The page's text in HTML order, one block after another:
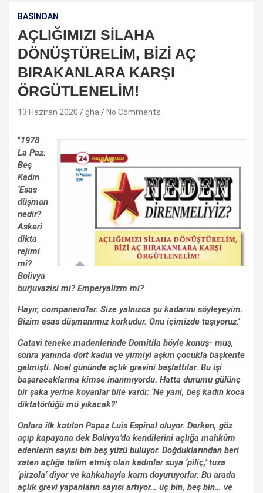
BASINDAN
AÇLIĞIMIZI SİLAHA
DÖNÜŞTÜRELİM, BİZİ AÇ
BIRAKANLARA KARŞI
ÖRGÜTLENELİM!
13 Haziran 2020 gha No Comments
“1978
La Paz:
Beş
Kadın
‘Esas
düşman
nedir?
Askeri
dikta
rejimi
mi?
Bolivya
burjuvazisi mi? Emperyalizm mi?
Hayır, companero’lar. Size yalnızca şu kadarını söyleyeyim.
Bizim esas düşmanımız korkudur. Onu içimizde taşıyoruz.’
Catavi teneke madenlerinde Domitila böyle konuş- muş,
sonra yanında dört kadın ve yirmiyi aşkın çocukla başkente
gelmişti. Noel gününde açlık grevini başlattılar. Bu işi
başaracaklarına kimse inanmıyordu. Hatta durumu gülünç
bir şaka yerine koyanlar bile vardı: ‘Ne yani, beş kadın koca
diktatörlüğü mü yıkacak?’
Onlara ilk katılan Papaz Luis Espinal oluyor. Derken, göz
açıp kapayana dek Bolivya’da kendilerini açlığa mahkûm
edenlerin sayısı bin beş yüzü buluyor. Doğduklarından beri
zaten açlığa talim etmiş olan kadınlar suya ‘piliç,’ tuza
‘pirzola’ diyor ve kahkahayla karın doyuruyorlar. Bu arada
açlık grevi yapanların sayısı artıyor… üç bin, beş bin… ve